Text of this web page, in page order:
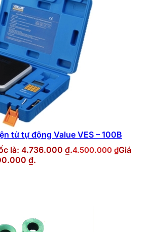
tử tự động Value VES – 100B
là: 4.736.000 ₫.4.500.000 ₫Giá
₫.